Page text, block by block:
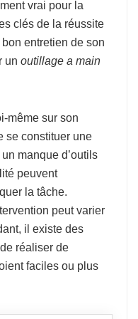
vrai pour la
clés de la réussite
entretien de son
un outillage a main
même sur son
se constituer une
manque d’outils
peuvent
la tâche.
peut varier
il existe des
réaliser de
faciles ou plus